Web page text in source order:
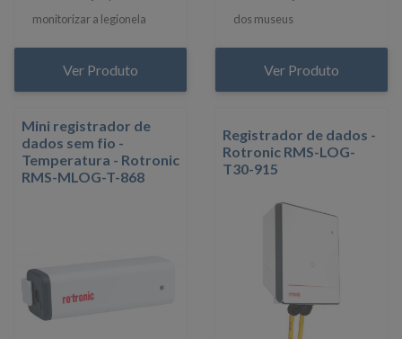
monitorizar a legionela
Ver Produto
dos museus
Ver Produto
Mini registrador de
dados sem fio -
Temperatura - Rotronic
RMS-MLOG-T-868
Registrador de dados -
Rotronic RMS-LOG-
T30-915